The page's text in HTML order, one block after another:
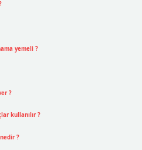
yemeli ?
?
kullanılır ?
?